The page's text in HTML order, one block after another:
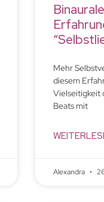
Mehr
diesem
Vielseitigkeit
Beats mit
Alexandra